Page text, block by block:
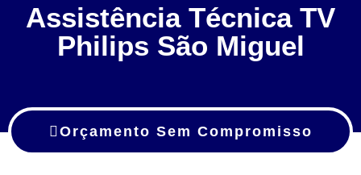
Assistência Técnica TV
Philips São Miguel
Orçamento Sem Compromisso